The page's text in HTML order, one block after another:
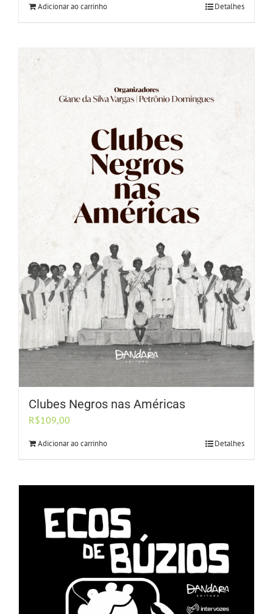
Adicionar ao carrinho Detalhes
Clubes Negros nas Américas
R$109,00
Adicionar ao carrinho Detalhes